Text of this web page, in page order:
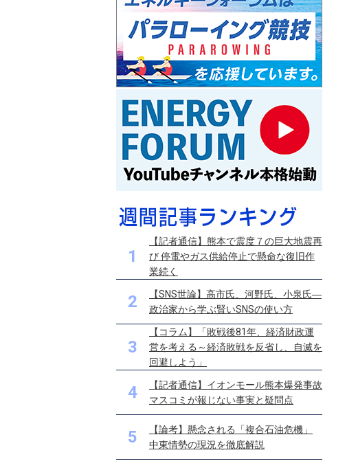
1
【記者通信】熊本で震度７の巨大地震再
び 停電やガス供給停止で懸命な復旧作
業続く
2
【SNS世論】高市氏、河野氏、小泉氏―
政治家から学ぶ賢いSNSの使い方
3
【コラム】「敗戦後81年、経済財政運
営を考える～経済敗戦を反省し、自滅を
回避しよう」
4
【記者通信】イオンモール熊本爆発事故
マスコミが報じない事実と疑問点
5
【論考】懸念される「複合石油危機」
中東情勢の現況を徹底解説